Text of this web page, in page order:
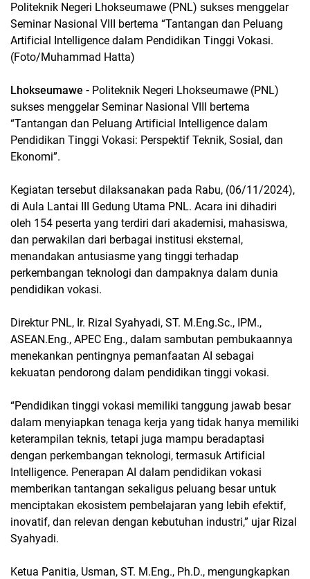
Politeknik Negeri Lhokseumawe (PNL) sukses menggelar
Seminar Nasional VIII bertema “Tantangan dan Peluang
Artificial Intelligence dalam Pendidikan Tinggi Vokasi.
(Foto/Muhammad Hatta)
Lhokseumawe - Politeknik Negeri Lhokseumawe (PNL)
sukses menggelar Seminar Nasional VIII bertema
“Tantangan dan Peluang Artificial Intelligence dalam
Pendidikan Tinggi Vokasi: Perspektif Teknik, Sosial, dan
Ekonomi”.
Kegiatan tersebut dilaksanakan pada Rabu, (06/11/2024),
di Aula Lantai III Gedung Utama PNL. Acara ini dihadiri
oleh 154 peserta yang terdiri dari akademisi, mahasiswa,
dan perwakilan dari berbagai institusi eksternal,
menandakan antusiasme yang tinggi terhadap
perkembangan teknologi dan dampaknya dalam dunia
pendidikan vokasi.
Direktur PNL, Ir. Rizal Syahyadi, ST. M.Eng.Sc., IPM.,
ASEAN.Eng., APEC Eng., dalam sambutan pembukaannya
menekankan pentingnya pemanfaatan AI sebagai
kekuatan pendorong dalam pendidikan tinggi vokasi.
“Pendidikan tinggi vokasi memiliki tanggung jawab besar
dalam menyiapkan tenaga kerja yang tidak hanya memiliki
keterampilan teknis, tetapi juga mampu beradaptasi
dengan perkembangan teknologi, termasuk Artificial
Intelligence. Penerapan AI dalam pendidikan vokasi
memberikan tantangan sekaligus peluang besar untuk
menciptakan ekosistem pembelajaran yang lebih efektif,
inovatif, dan relevan dengan kebutuhan industri,” ujar Rizal
Syahyadi.
Ketua Panitia, Usman, ST. M.Eng., Ph.D., mengungkapkan